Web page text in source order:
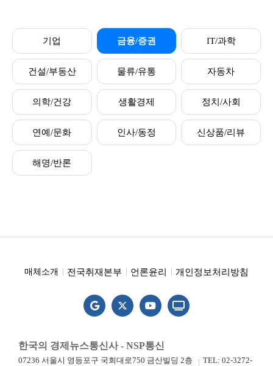
기업 금융/증권 IT/과학
건설/부동산 물류/유통 자동차
의학/건강 생활경제 정치/사회
연예/문화 인사/동정 신상품/리뷰
해명/반론
매체소개 전국취재본부 언론윤리 개인정보처리방침
한국의 경제뉴스통신사 - NSP통신
07236 서울시 영등포구 국회대로750 금산빌딩 2층 TEL: 02-3272-